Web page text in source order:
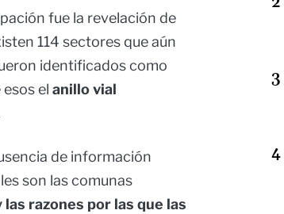
fue la revelación de
114 sectores que aún
identificados como
el anillo vial
de información
son las comunas
razones por las que las